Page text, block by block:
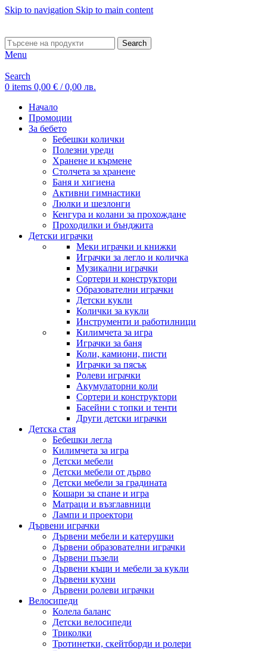
Skip to navigation Skip to main content
Search
Menu
Search
0 items 0,00 € / 0,00 лв.
Начало
Промоции
За бебето
Бебешки колички
Полезни уреди
Хранене и кърмене
Столчета за хранене
Баня и хигиена
Активни гимнастики
Люлки и шезлонги
Кенгура и колани за прохождане
Проходилки и бънджита
Детски играчки
Меки играчки и книжки
Играчки за легло и количка
Музикални играчки
Сортери и конструктори
Образователни играчки
Детски кукли
Колички за кукли
Инструменти и работилници
Килимчета за игра
Играчки за баня
Коли, камиони, писти
Играчки за пясък
Ролеви играчки
Акумулаторни коли
Сортери и конструктори
Басейни с топки и тенти
Други детски играчки
Детска стая
Бебешки легла
Килимчета за игра
Детски мебели
Детски мебели от дърво
Детски мебели за градината
Кошари за спане и игра
Матраци и възглавници
Лампи и проектори
Дървени играчки
Дървени мебели и катерушки
Дървени образователни играчки
Дървени пъзели
Дървени къщи и мебели за кукли
Дървени кухни
Дървени ролеви играчки
Велосипеди
Колела баланс
Детски велосипеди
Триколки
Тротинетки, скейтборди и ролери